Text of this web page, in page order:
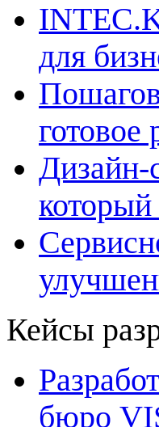
для
Дизайн-
который
Кейсы
бюро